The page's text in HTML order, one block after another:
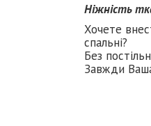
Ніжність
Хочете
спальні?
Без
Завжди